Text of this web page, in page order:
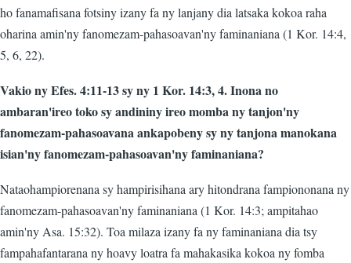
ho fanamafisana fotsiny izany fa ny lanjany dia latsaka kokoa raha
oharina amin'ny fanomezam-pahasoavan'ny faminaniana (1 Kor. 14:4,
5, 6, 22).
Vakio ny Efes. 4:11-13 sy ny 1 Kor. 14:3, 4. Inona no
ambaran'ireo toko sy andininy ireo momba ny tanjon'ny
fanomezam-pahasoavana ankapobeny sy ny tanjona manokana
isian'ny fanomezam-pahasoavan'ny faminaniana?
Nataohampiorenana sy hampirisihana ary hitondrana fampiononana ny
fanomezam-pahasoavan'ny faminaniana (1 Kor. 14:3; ampitahao
amin'ny Asa. 15:32). Toa milaza izany fa ny faminaniana dia tsy
fampahafantarana ny hoavy loatra fa mahakasika kokoa ny fomba